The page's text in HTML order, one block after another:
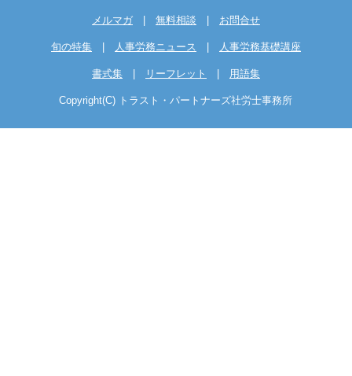
メルマガ 無料相談 お問合せ
旬の特集 人事労務ニュース 人事労務基礎講座
書式集 リーフレット 用語集
Copyright(C) トラスト・パートナーズ社労士事務所